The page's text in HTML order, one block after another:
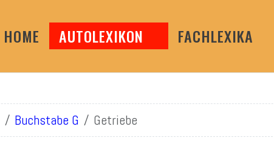
HOME AUTOLEXIKON FACHLEXIKA
Buchstabe G Getriebe